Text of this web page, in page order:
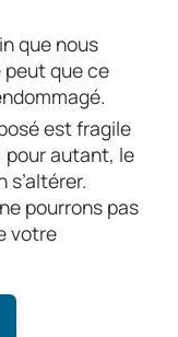
que nous
peut que ce
est fragile
pour autant, le
pourrons pas
votre